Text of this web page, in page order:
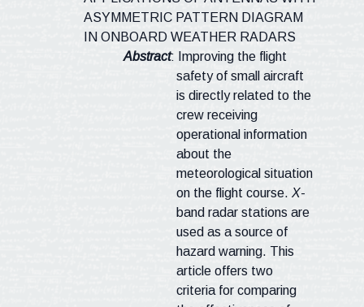
ASYMMETRIC PATTERN DIAGRAM
IN ONBOARD WEATHER RADARS
Abstract: Improving the flight
safety of small aircraft
is directly related to the
crew receiving
operational information
about the
meteorological situation
on the flight course.X-
band radar stations are
used as a source of
hazard warning. This
article offers two
criteria for comparing